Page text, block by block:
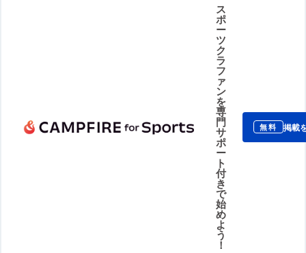
ス
ポ
ー
ツ
ク
ラ
フ
ァ
ン
を
専
門
サ
ポ
ー
ト
付
き
で
始
め
よ
う
！
無料 掲載